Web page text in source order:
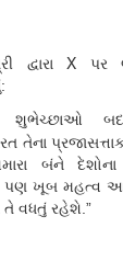
દ્વારાX પર
શુભેચ્છાઓ
તેના
બંને દેશોના
પણ ખૂબ મહત્વ
વધતું રહેશે.”